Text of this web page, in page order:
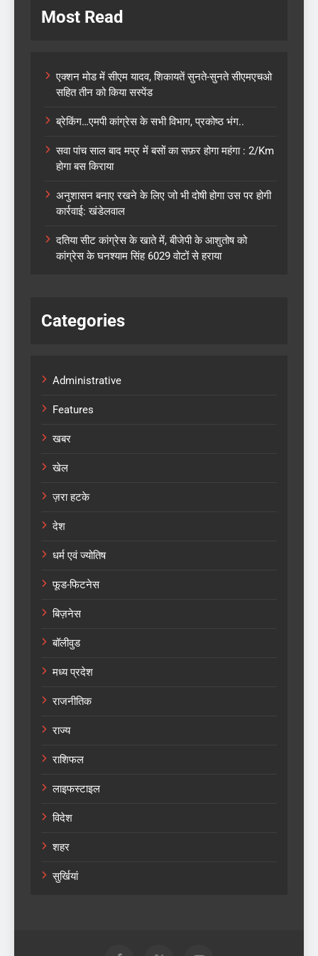
Most Read
एक्शन मोड में सीएम यादव, शिकायतें सुनते-सुनते सीएमएचओ
सहित तीन को किया सस्पेंड
ब्रेकिंग…एमपी कांग्रेस के सभी विभाग, प्रकोष्ठ भंग..
सवा पांच साल बाद मप्र में बसों का सफ़र होगा महंगा : 2/Km
होगा बस किराया
अनुशासन बनाए रखने के लिए जो भी दोषी होगा उस पर होगी
कार्रवाई: खंडेलवाल
दतिया सीट कांग्रेस के खाते में, बीजेपी के आशुतोष को
कांग्रेस के घनश्याम सिंह 6029 वोटों से हराया
Categories
Administrative
Features
खबर
खेल
ज़रा हटके
देश
धर्म एवं ज्योतिष
फूड-फिटनेस
बिज़नेस
बॉलीवुड
मध्य प्रदेश
राजनीतिक
राज्य
राशिफल
लाइफस्टाइल
विदेश
शहर
सुर्खियां